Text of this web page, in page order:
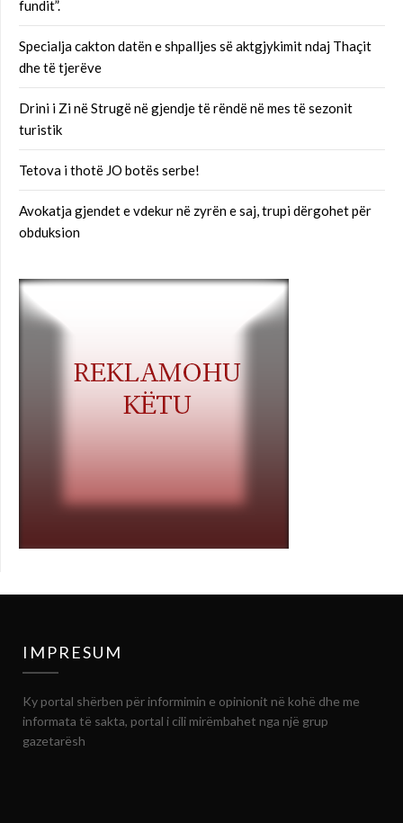
fundit”.
Specialja cakton datën e shpalljes së aktgjykimit ndaj Thaçit
dhe të tjerëve
Drini i Zi në Strugë në gjendje të rëndë në mes të sezonit
turistik
Tetova i thotë JO botës serbe!
Avokatja gjendet e vdekur në zyrën e saj, trupi dërgohet për
obduksion
IMPRESUM
Ky portal shërben për informimin e opinionit në kohë dhe me
informata të sakta, portal i cili mirëmbahet nga një grup
gazetarësh